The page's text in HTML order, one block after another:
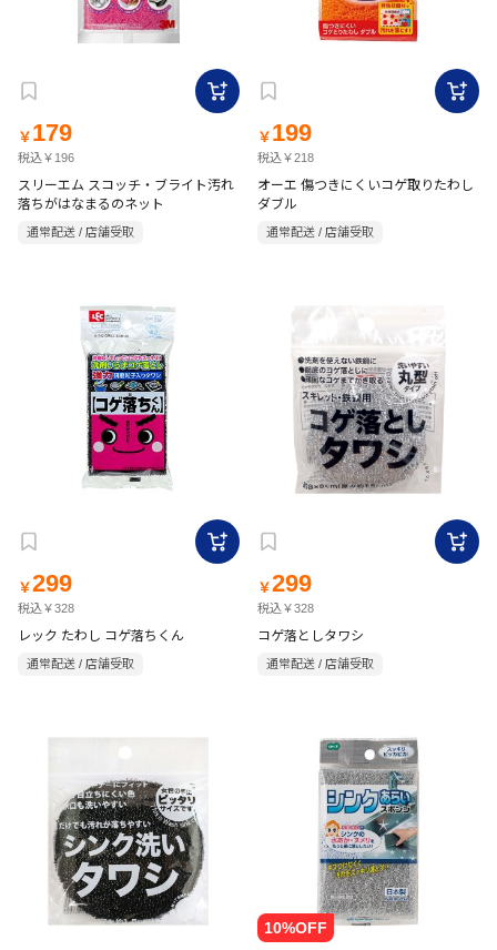
￥ 179
税込￥196
スリーエム スコッチ・ブライト汚れ
落ちがはなまるのネット
通常配送 / 店舗受取
￥ 199
税込￥218
オーエ 傷つきにくいコゲ取りたわし
ダブル
通常配送 / 店舗受取
￥299
税込￥328
レック たわし コゲ落ちくん
通常配送 / 店舗受取
￥299
税込￥328
コゲ落としタワシ
通常配送 / 店舗受取